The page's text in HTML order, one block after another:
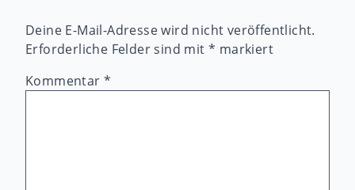
Deine E-Mail-Adresse wird nicht veröffentlicht.
Erforderliche Felder sind mit * markiert
Kommentar*